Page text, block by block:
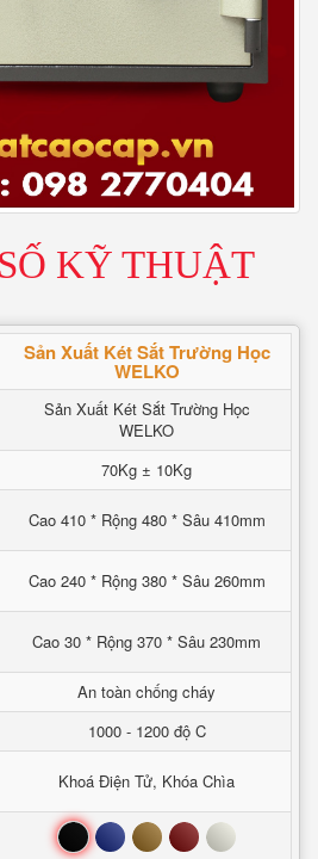
KỸ THUẬT
Sản Xuất Két Sắt Trường Học
WELKO
Sản Xuất Két Sắt Trường Học
WELKO
70Kg ± 10Kg
Cao 410 * Rộng 480 * Sâu 410mm
Cao 240 * Rộng 380 * Sâu 260mm
Cao 30 * Rộng 370 * Sâu 230mm
An toàn chống cháy
1000 - 1200 độ C
Khoá Điện Tử, Khóa Chìa
Đen Xanh Nâu Đỏ Trắng